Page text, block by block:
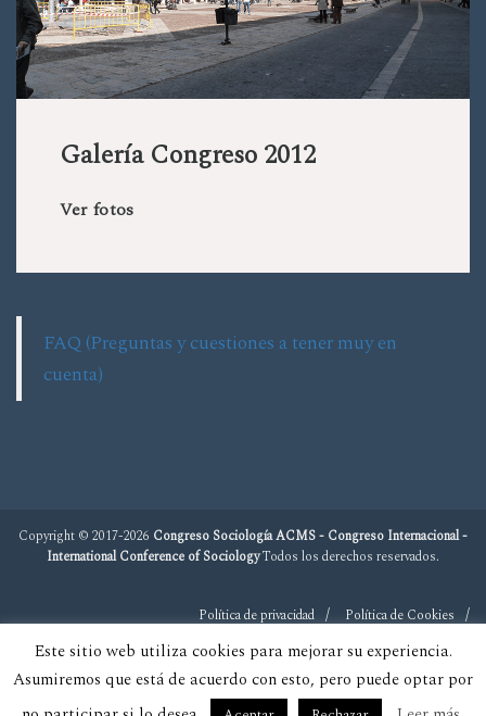
Galería Congreso 2012
Ver fotos
FAQ (Preguntas y cuestiones a tener muy en
cuenta)
Copyright © 2017-2026 Congreso Sociología ACMS - Congreso Internacional -
International Conference of SociologyTodos los derechos reservados.
Política de privacidad Política de Cookies
Este sitio web utiliza cookies para mejorar su experiencia.
Asumiremos que está de acuerdo con esto, pero puede optar por